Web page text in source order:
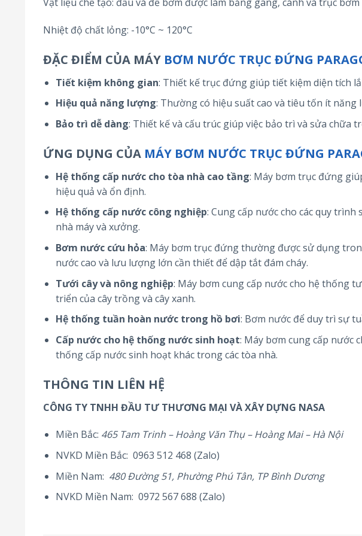
Nhiệt độ chất lỏng: -10°C ~ 120°C
ĐẶC ĐIỂM CỦA MÁY BƠM NƯỚC TRỤC ĐỨNG
Tiết kiệm không gian: Thiết kế trục đứng giúp tiết kiệm diện tích
Hiệu quả năng lượng: Thường có hiệu suất cao và tiêu tốn ít năng
Bảo trì dễ dàng: Thiết kế và cấu trúc giúp việc bảo trì và sửa chữa
ỨNG DỤNG CỦA MÁY BƠM NƯỚC TRỤC ĐỨNG
Hệ thống cấp nước cho tòa nhà cao tầng: Máy bơm trục đứng
hiệu quả và ổn định.
Hệ thống cấp nước công nghiệp: Cung cấp nước cho các quy trình
nhà máy và xưởng.
Bơm nước cứu hỏa: Máy bơm trục đứng thường được sử dụng
nước cao và lưu lượng lớn cần thiết để dập tắt đám cháy.
Tưới cây và nông nghiệp: Máy bơm cung cấp nước cho hệ thống
triển của cây trồng và cây xanh.
Hệ thống tuần hoàn nước trong hồ bơi: Bơm nước để duy trì sự
Cấp nước cho hệ thống nước sinh hoạt: Máy bơm cung cấp nước
thống cấp nước sinh hoạt khác trong các tòa nhà.
THÔNG TIN LIÊN HỆ
CÔNG TY TNHH ĐẦU TƯ THƯƠNG MẠI VÀ XÂY DỰNG NASA
Miền Bắc: 465 Tam Trinh – Hoàng Văn Thụ – Hoàng Mai – Hà Nội
NVKD Miền Bắc: 0963 512 468 (Zalo)
Miền Nam: 480 Đường 51, Phường Phú Tân, TP Bình Dương
NVKD Miền Nam: 0972 567 688 (Zalo)